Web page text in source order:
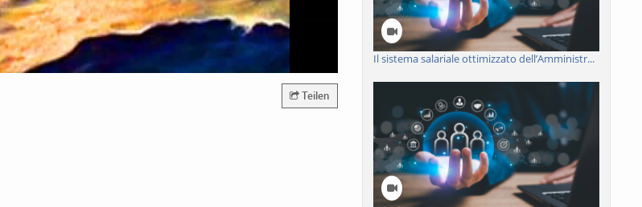
Teilen
Il sistema salariale ottimizzato dell’Amministr...